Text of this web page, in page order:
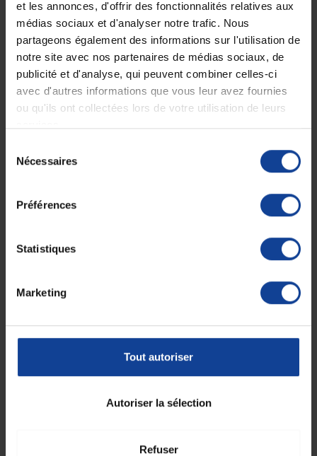
et les annonces, d'offrir des fonctionnalités relatives aux
médias sociaux et d'analyser notre trafic. Nous
partageons également des informations sur l'utilisation de
notre site avec nos partenaires de médias sociaux, de
publicité et d'analyse, qui peuvent combiner celles-ci
avec d'autres informations que vous leur avez fournies
ou qu'ils ont collectées lors de votre utilisation de leurs
Nécessaires
Préférences
Statistiques
Marketing
Tout autoriser
Autoriser la sélection
Refuser
Description
Nébuliseur à compression Microlife Neb
200
Nébuliseur à compression Microlife Neb 200
supérieures et inférieures. Traitement rapide, nébuliseur ultra-rapide
bouton unique. Adapté pour toute la famille. Livré avec des masques
pour adultes et enfants, un embout buccal, un masque nasal, 5 filtres
Dimensions : 103 x 160 x 140 mm.
Taille des particules : 3,1 μm (MMAD).
Cycle de fonctionnement : 30 min ON/ 30 min OFF.